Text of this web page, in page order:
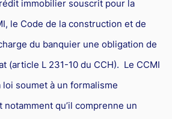
immobilier souscrit pour la
le Code de la construction et de
du banquier une obligation de
(article L 231-10 du CCH). Le CCMI
soumet à un formalisme
qu’il comprenne un